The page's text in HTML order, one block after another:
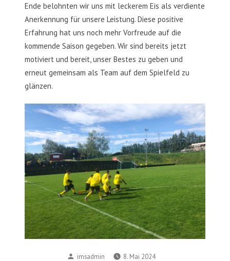
Ende belohnten wir uns mit leckerem Eis als verdiente
Anerkennung für unsere Leistung. Diese positive
Erfahrung hat uns noch mehr Vorfreude auf die
kommende Saison gegeben. Wir sind bereits jetzt
motiviert und bereit, unser Bestes zu geben und
erneut gemeinsam als Team auf dem Spielfeld zu
glänzen.
Posted
imsadmin 8. Mai 2024